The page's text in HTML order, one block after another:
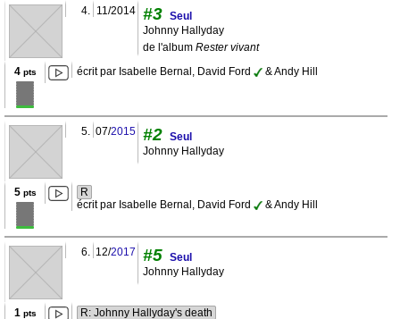
4. 11/2014 #3 Seul
Johnny Hallyday
de l'album Rester vivant
4pts écrit par Isabelle Bernal, David Ford & Andy Hill
5. 07/2015 #2 Seul
Johnny Hallyday
5pts
R
écrit par Isabelle Bernal, David Ford
& Andy Hill
6. 12/2017 #5 Seul
Johnny Hallyday
1pts R: Johnny Hallyday's death